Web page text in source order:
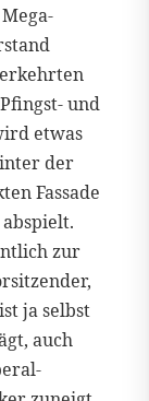
und
etwas
der
Fassade
zur
ja selbst
auch